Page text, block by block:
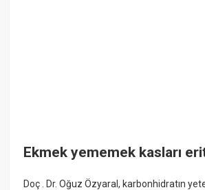
Ekmek yememek kasları
Doç . Dr. Oğuz Özyaral, karbonhidratın